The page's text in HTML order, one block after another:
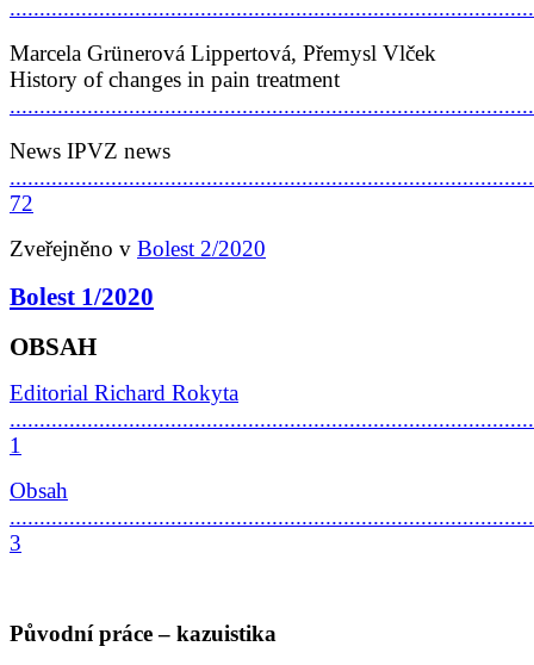
Marcela Grünerová Lippertová, Přemysl Vlček
History of changes in pain treatment
News IPVZ news
72
Zveřejněno v Bolest 2/2020
Bolest 1/2020
OBSAH
Editorial Richard Rokyta
1
Obsah
3
Původní práce – kazuistika